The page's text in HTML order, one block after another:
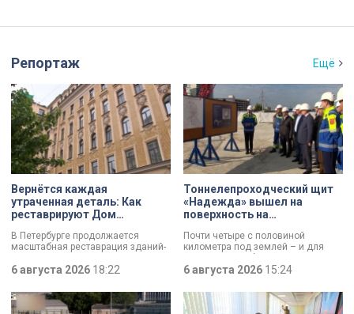
Репортаж Ещё
Вернётся каждая
утраченная деталь: Как
реставрируют Дом
Святого Николая на улице
Марата
В Петербурге продолжается
масштабная реставрация зданий-
губернаторской программы.
Специалисты обновляют не
просто стены, а восстанавливают
буквально каждую утраченную
6 августа 2026 18:22
Тоннелепроходческий щит
«Надежда» вышел на
поверхность на
Почти четыре с половиной
километра под землей – и для
«Надежды» забрезжил свет:
проходческий щит вышел на
поверхность. О ходе работ у
демонтажного котлована сегодня
рассказали губернатору
6 августа 2026 15:24